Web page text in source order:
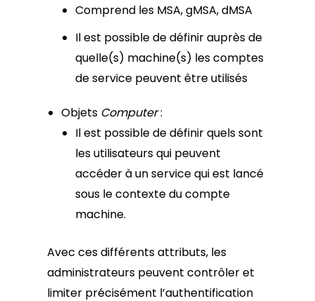
Comprend les MSA, gMSA, dMSA
Il est possible de définir auprès de
quelle(s) machine(s) les comptes
de service peuvent être utilisés
Objets Computer:
Il est possible de définir quels sont
les utilisateurs qui peuvent
accéder à un service qui est lancé
sous le contexte du compte
machine.
Avec ces différents attributs, les
administrateurs peuvent contrôler et
limiter précisément l’authentification